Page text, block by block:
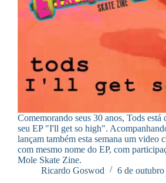
Comemorando seus 30 anos, Tods está
seu EP "I'll get so high".
lançam também esta semana um video
com mesmo nome do EP, com
Mole Skate Zine.
Ricardo Goswod
6 de